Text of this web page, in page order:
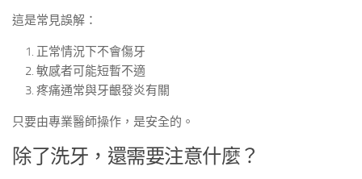
這是常見誤解：
正常情況下不會傷牙
敏感者可能短暫不適
疼痛通常與牙齦發炎有關
只要由專業醫師操作，是安全的。
除了洗牙，還需要注意什麼？